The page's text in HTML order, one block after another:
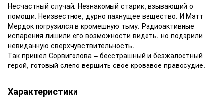
Несчастный случай. Незнакомый старик, взывающий о
помощи. Неизвестное, дурно пахнущее вещество. И Мэтт
Мердок погрузился в кромешную тьму. Радиоактивные
испарения лишили его возможности видеть, но подарили
невиданную сверхчувствительность.
Так пришел Сорвиголова – бесстрашный и безжалостный
герой, готовый слепо вершить свое кровавое правосудие.
Характеристики